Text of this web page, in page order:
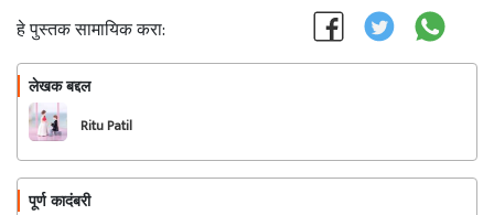
हे पुस्तक सामायिक करा:
लेखक बद्दल
Ritu Patil
पूर्ण कादंबरी